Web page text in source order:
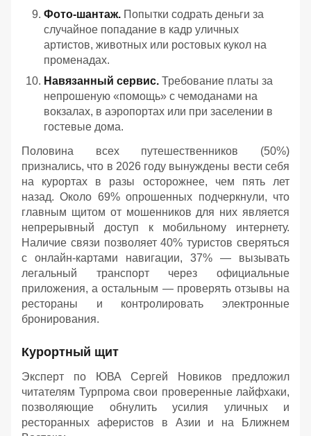
Фото-шантаж. Попытки содрать деньги за
случайное попадание в кадр уличных
артистов, животных или ростовых кукол на
променадах.
Навязанный сервис. Требование платы за
непрошеную «помощь» с чемоданами на
вокзалах, в аэропортах или при заселении в
гостевые дома.
Половина всех путешественников (50%)
признались, что в 2026 году вынуждены вести себя
на курортах в разы осторожнее, чем пять лет
назад. Около 69% опрошенных подчеркнули, что
главным щитом от мошенников для них является
непрерывный доступ к мобильному интернету.
Наличие связи позволяет 40% туристов сверяться
с онлайн-картами навигации, 37% — вызывать
легальный транспорт через официальные
приложения, а остальным — проверять отзывы на
рестораны и контролировать электронные
бронирования.
Курортный щит
Эксперт по ЮВА Сергей Новиков предложил
читателям Турпрома свои проверенные лайфхаки,
позволяющие обнулить усилия уличных и
ресторанных аферистов в Азии и на Ближнем